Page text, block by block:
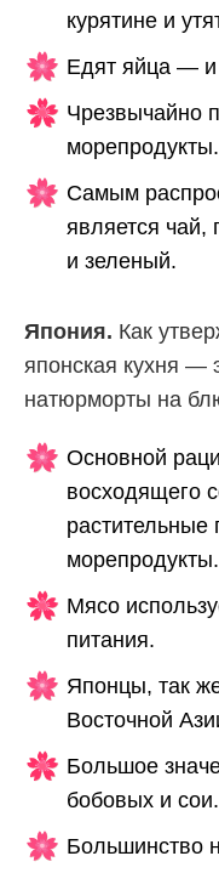
курятине и
Едят яйца — и
Чрезвычайно
морепродукты.
Самым
является чай,
и зеленый.
Япония. Как
японская кухня —
натюрморты на
Основной
восходящего
морепродукты.
Мясо
питания.
Японцы, так
Восточной
Большое
бобовых и сои.
Большинство